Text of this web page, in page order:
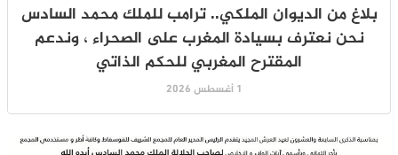
بلاغ من الديوان الملكي.. ترامب للملك محمد السادس
نحن نعترف بسيادة المغرب على الصحراء ، وندعم
المقترح المغربي للحكم الذاتي
1 أغسطس 2026